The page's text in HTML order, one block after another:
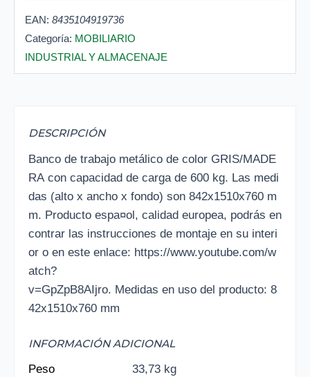
EAN: 8435104919736
Categoría: MOBILIARIO
INDUSTRIAL Y ALMACENAJE
DESCRIPCIÓN
Banco de trabajo metálico de color GRIS/MADE
RA con capacidad de carga de 600 kg. Las medi
das (alto x ancho x fondo) son 842x1510x760 m
m. Producto espa¤ol, calidad europea, podrás en
contrar las instrucciones de montaje en su interi
or o en este enlace: https://www.youtube.com/w
atch?
v=GpZpB8AIjro. Medidas en uso del producto: 8
42x1510x760 mm
INFORMACIÓN ADICIONAL
Peso
33,73 kg